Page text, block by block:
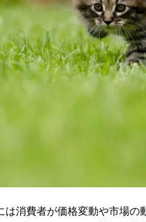
は消費者が価格変動や市場の